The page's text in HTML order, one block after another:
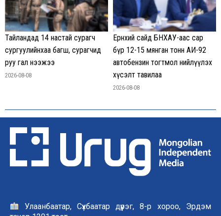
Тайландад 14 настай сурагч
сургуулийнхаа багш, сурагчид
руу гал нээжээ
2026-08-08
Ерөнхий сайд БНХАУ-аас сар
бүр 12-15 мянган тонн АИ-92
автобензин тогтмол нийлүүлэх
хүсэлт тавилаа
2026-08-08
Улаанбаатар, Сүхбаатар дүүрэг, 8-р хороо, Эрдэм